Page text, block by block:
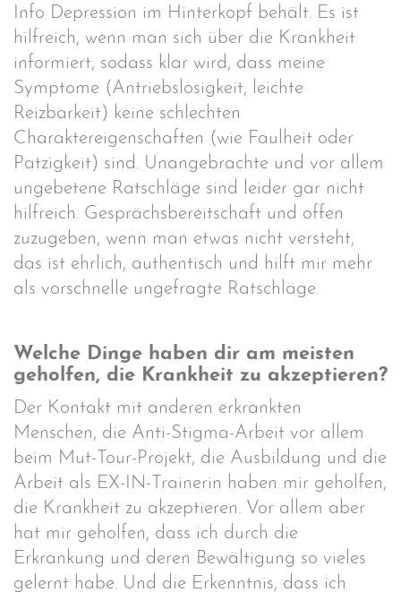
Info Depression im Hinterkopf behält. Es ist
hilfreich, wenn man sich über die Krankheit
informiert, sodass klar wird, dass meine
Symptome (Antriebslosigkeit, leichte
Reizbarkeit) keine schlechten
Charaktereigenschaften (wie Faulheit oder
Patzigkeit) sind. Unangebrachte und vor allem
ungebetene Ratschläge sind leider gar nicht
hilfreich. Gesprächsbereitschaft und offen
zuzugeben, wenn man etwas nicht versteht,
das ist ehrlich, authentisch und hilft mir mehr
als vorschnelle ungefragte Ratschläge.
Welche Dinge haben dir am meisten
geholfen, die Krankheit zu akzeptieren?
Der Kontakt mit anderen erkrankten
Menschen, die Anti-Stigma-Arbeit vor allem
beim Mut-Tour-Projekt, die Ausbildung und die
Arbeit als EX-IN-Trainerin haben mir geholfen,
die Krankheit zu akzeptieren. Vor allem aber
hat mir geholfen, dass ich durch die
Erkrankung und deren Bewältigung so vieles
gelernt habe. Und die Erkenntnis, dass ich